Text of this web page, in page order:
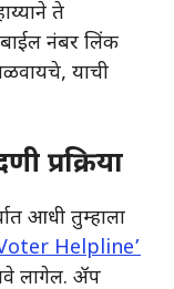
ते
नंबर लिंक
याची
प्रक्रिया
आधी तुम्हाला
Helpline’
लागेल. ॲप